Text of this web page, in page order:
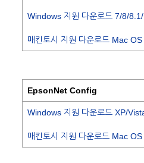
Windows 지원 다운로드 7/8/
매킨토시 지원 다운로드 Mac
EpsonNet Config
Windows 지원 다운로드 XP/
매킨토시 지원 다운로드 Mac